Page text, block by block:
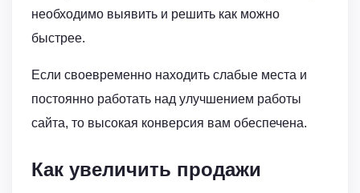
необходимо выявить и решить как можно
быстрее.
Если своевременно находить слабые места и
постоянно работать над улучшением работы
сайта, то высокая конверсия вам обеспечена.
Как увеличить продажи